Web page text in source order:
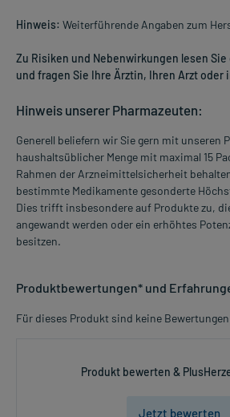
Hinweis: Weiterführende Angaben zum
Zu Risiken und Nebenwirkungen lesen
und fragen Sie Ihre Ärztin, Ihren Arzt oder
Hinweis unserer Pharmazeuten:
Generell beliefern wir Sie gern mit unseren
haushaltsüblicher Menge mit maximal 15
Rahmen der Arzneimittelsicherheit
bestimmte Medikamente gesonderte
Dies trifft insbesondere auf Produkte zu,
angewandt werden oder ein erhöhtes
besitzen.
Produktbewertungen* und
Für dieses Produkt sind keine
Produkt bewerten &
Jetzt bewerten